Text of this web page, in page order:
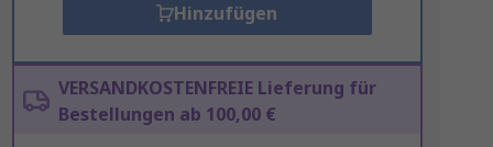
Hinzufügen
VERSANDKOSTENFREIE Lieferung für
Bestellungen ab 100,00 €